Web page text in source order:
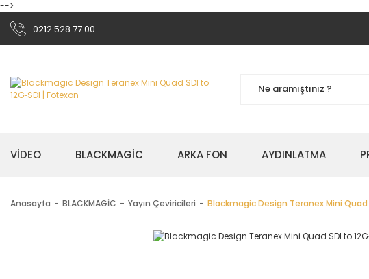
-->
0212 528 77 00
VİDEO BLACKMAGİC ARKA FON AYDINLATMA
Anasayfa BLACKMAGİC Yayın Çeviricileri Blackmagic Design Teranex Mini Quad